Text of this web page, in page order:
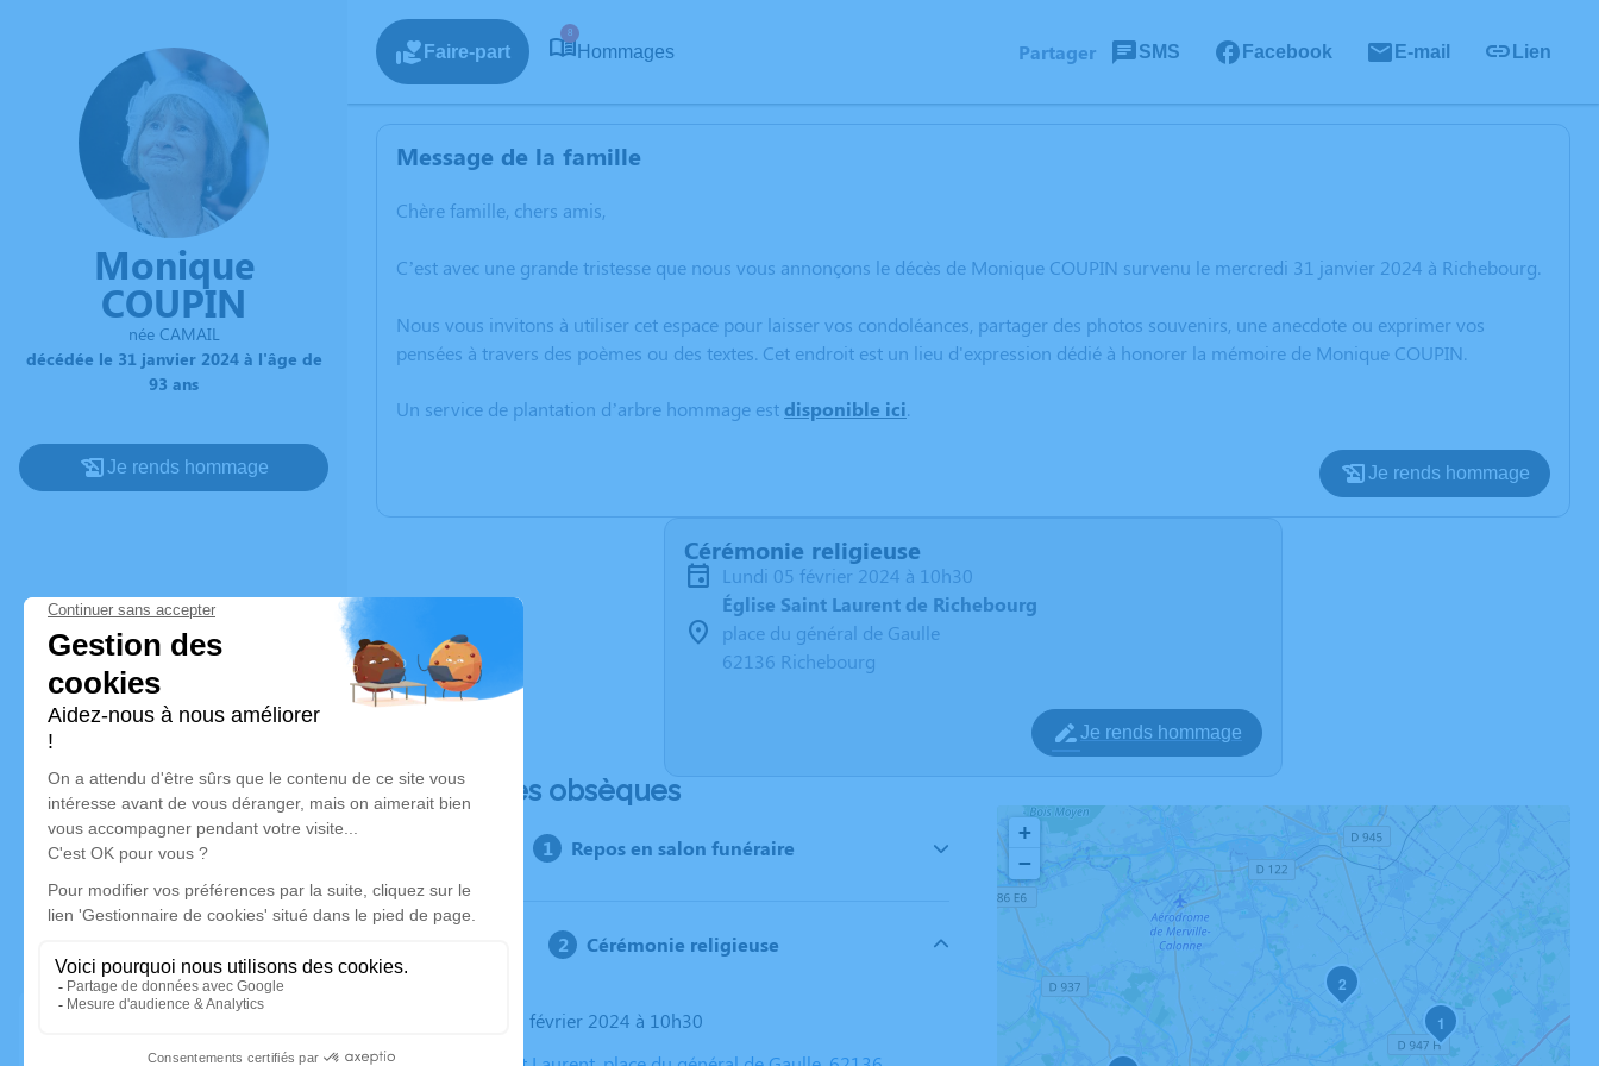
Monique
COUPIN
née CAMAIL
décédée le 31 janvier 2024 à l'âge de
93 ans
Je rends hommage
Faire-part
8
Hommages Partager SMS Facebook E-mail Lien
Message de la famille
Chère famille, chers amis,
C’est avec une grande tristesse que nous vous annonçons le décès de Monique COUPIN survenu le mercredi 31 janvier 2024 à Richebourg.
Nous vous invitons à utiliser cet espace pour laisser vos condoléances, partager des photos souvenirs, une anecdote ou exprimer vos
pensées à travers des poèmes ou des textes. Cet endroit est un lieu d'expression dédié à honorer la mémoire de Monique COUPIN.
Un service de plantation d’arbre hommage est disponible ici.
Je rends hommage
Cérémonie religieuse
lundi 05 février 2024 à 10h30
Église Saint Laurent de Richebourg
place du général de Gaulle
62136 Richebourg
Je rends hommage
Déroulé des obsèques
Repos en salon funéraire
Cérémonie religieuse
Le lundi 05 février 2024 à 10h30
1
2
+
−